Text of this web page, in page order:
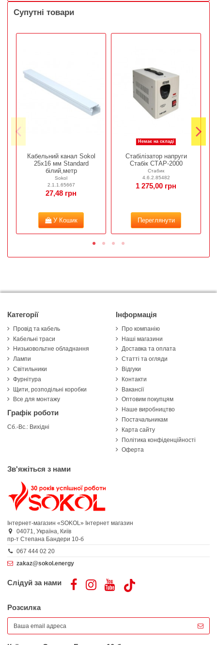
Супутні товари
Кабельний канал Sokol
25х16 мм Standard
білий,метр
Sokol
2.1.1.65667
27,48 грн
У Кошик
Немає на складі
Стабілізатор напруги
Стабік СТАР-2000
Стабик
4.6.2.85482
1 275,00 грн
Переглянути
Категорії
Провід та кабель
Кабельні траси
Низьковольтне обладнання
Лампи
Світильники
Фурнітура
Щити, розподільні коробки
Все для монтажу
Графік роботи
Сб.-Вс.: Вихідні
Інформація
Про компанію
Наші магазини
Доставка та оплата
Статті та огляди
Відгуки
Контакти
Вакансії
Оптовим покупцям
Наше виробництво
Постачальникам
Карта сайту
Політика конфіденційності
Оферта
Зв'яжіться з нами
Інтернет-магазин «SOKOL» Інтернет магазин
04071, Україна, Київ
пр-т Степана Бандери 10-б
067 444 02 20
zakaz@sokol.energy
Слідуй за нами
Розсилка